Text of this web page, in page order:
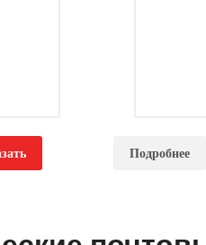
5с
Цена по
Подробнее